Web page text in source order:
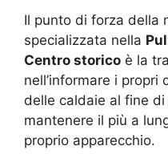
Il punto di forza della
specializzata nella
Centro storico è la
nell’informare i
delle caldaie al fine
mantenere il più a
proprio apparecchio.